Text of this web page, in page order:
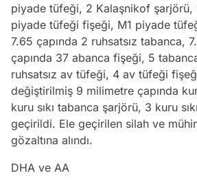
piyade tüfeği, 2 Kalaşnikof şarjörü,
piyade tüfeği fişeği, M1 piyade
7.65 çapında 2 ruhsatsız tabanca,
çapında 37 abanca fişeği, 5
ruhsatsız av tüfeği, 4 av tüfeği
değiştirilmiş 9 milimetre çapında
kuru sıkı tabanca şarjörü, 3 kuru
geçirildi. Ele geçirilen silah ve
gözaltına alındı.
DHA ve AA